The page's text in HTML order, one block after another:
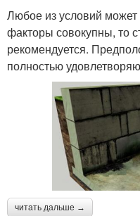
Любое из условий может
факторы совокупны, то
рекомендуется.
полностью
читать дальше →